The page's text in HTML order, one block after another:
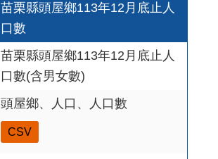
苗栗縣頭屋鄉113年12月底止人
口數
苗栗縣頭屋鄉113年12月底止人
口數(含男女數)
頭屋鄉、人口、人口數
CSV